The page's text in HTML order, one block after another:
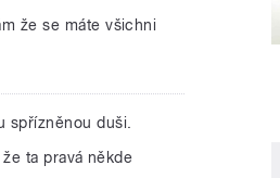
že se máte všichni
spřízněnou duši.
ta pravá někde